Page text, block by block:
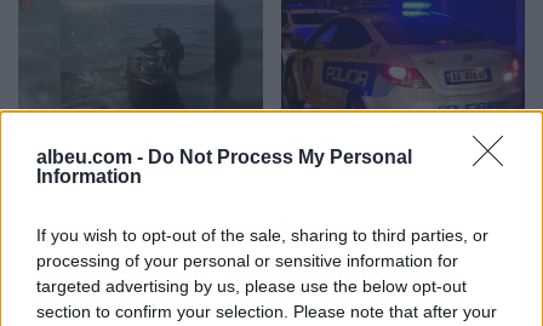
albeu.com - Do Not Process My Personal
Information
If you wish to opt-out of the sale, sharing to third parties, or
processing of your personal or sensitive information for
targeted advertising by us, please use the below opt-out
section to confirm your selection. Please note that after your
Hyri me Jet Ski në
hapësirën e pushuesve në
mijë lekë drejtuesi
Tragjedi në Rrugën e
Kosova